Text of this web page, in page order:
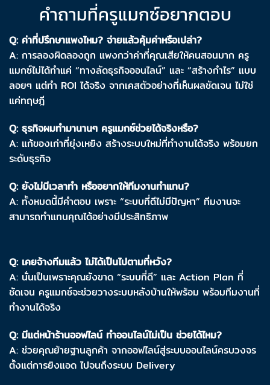
คำถามที่ครูแมกซ์อยากตอบ
Q: ค่าที่ปรึกษาแพงไหม? จ่ายแล้วคุ้มค่าหรือเปล่า?
A: การลองผิดลองถูก แพงกว่าค่าที่คุณเสียให้คนสอนมาก ครู
แมกซ์ไม่ได้ทำแค่ “ทางลัดธุรกิจออนไลน์” และ “สร้างกำไร” แบบ
ลอยๆ แต่ทำ ROI ได้จริง จากเคสตัวอย่างที่เห็นผลชัดเจน ไม่ใช่
แค่ทฤษฎี
Q: ธุรกิจผมทำมานานๆ ครูแมกซ์ช่วยได้จริงหรือ?
A: แก้ของเก่าที่ยุ่งเหยิง สร้างระบบใหม่ที่ทำงานได้จริง พร้อมยก
ระดับธุรกิจ
Q: ยังไม่มีเวลาทำ หรืออยากให้ทีมงานทำแทน?
A: ทั้งหมดนี้มีคำตอบ เพราะ “ระบบที่ดีไม่มีปัญหา” ทีมงานจะ
สามารถทำแทนคุณได้อย่างมีประสิทธิภาพ
Q: เคยจ้างทีมแล้ว ไม่ได้เป็นไปตามที่หวัง?
A: นั่นเป็นเพราะคุณยังขาด “ระบบที่ดี” และ Action Plan ที่
ชัดเจน ครูแมกซ์จะช่วยวางระบบหลังบ้านให้พร้อม พร้อมทีมงานที่
ทำงานได้จริง
Q: มีแต่หน้าร้านออฟไลน์ ทำออนไลน์ไม่เป็น ช่วยได้ไหม?
A: ช่วยคุณย้ายฐานลูกค้า จากออฟไลน์สู่ระบบออนไลน์ครบวงจร
ตั้งแต่การยิงแอด ไปจนถึงระบบ Delivery